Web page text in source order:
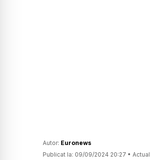
Autor: Euronews
Publicat la: 09/09/2024 20:27 •